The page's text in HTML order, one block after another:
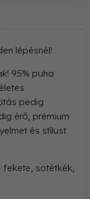
lépésnél!
95% puha
pedig
érő, prémium
és stílust
fekete, sötétkék,